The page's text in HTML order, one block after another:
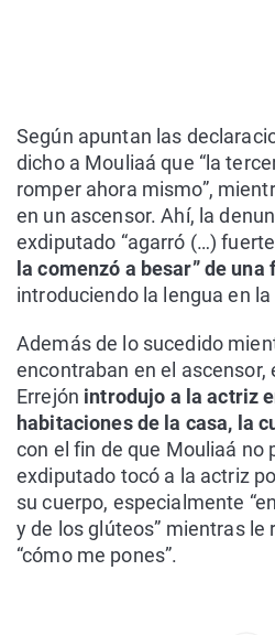
Según apuntan las
dicho a Mouliaá que “la
romper ahora mismo”,
en un ascensor. Ahí, la
exdiputado “agarró (…)
la comenzó a besar” de
introduciendo la lengua en
Además de lo sucedido
encontraban en el ascensor,
Errejón introdujo a la actriz
habitaciones de la casa, la
con el fin de que Mouliaá no
exdiputado tocó a la actriz
su cuerpo, especialmente
y de los glúteos” mientras le
“cómo me pones”.